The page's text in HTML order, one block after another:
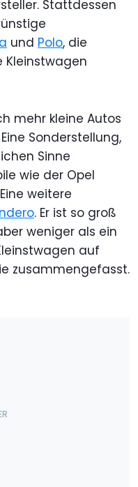
Stattdessen
und Polo, die
Kleinstwagen
mehr kleine Autos
Sonderstellung,
Sinne
wie der Opel
weitere
. Er ist so groß
weniger als ein
auf
zusammengefasst.